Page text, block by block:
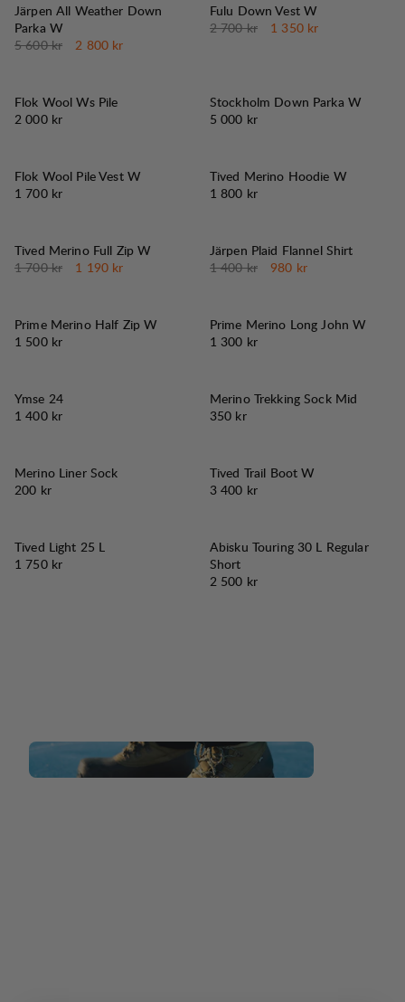
REA
Järpen All Weather Down
Parka W
Originalpris:
5 600 kr Reapris:
2 800 kr
REA :
Fulu Down Vest W
Originalpris:
2 700 kr Reapris:
1 350 kr
Flok Wool Ws Pile
Pris:
2 000 kr
Stockholm Down Parka W
Pris:
5 000 kr
Flok Wool Pile Vest W
Pris:
1 700 kr
Tived Merino Hoodie W
Pris:
1 800 kr
REA :
Tived Merino Full Zip W
Originalpris:
1 700 kr Reapris:
1 190 kr
REA
Järpen Plaid Flannel Shirt
Originalpris:
1 400 kr Reapris
980 kr
Prime Merino Half Zip W
Pris:
1 500 kr
Prime Merino Long John W
Pris:
1 300 kr
Ymse 24
Pris:
1 400 kr
Merino Trekking Sock Mid
Pris:
350 kr
Merino Liner Sock
Pris:
200 kr
Tived Trail Boot W
Pris:
3 400 kr
Tived Light 25 L
Pris:
1 750 kr
Abisku Touring 30 L Regular
Short
Pris:
2 500 kr